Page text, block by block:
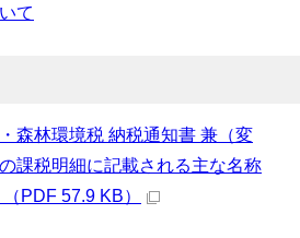
て
森林環境税 納税通知書 兼（変
課税明細に記載される主な名称
PDF 57.9 KB）